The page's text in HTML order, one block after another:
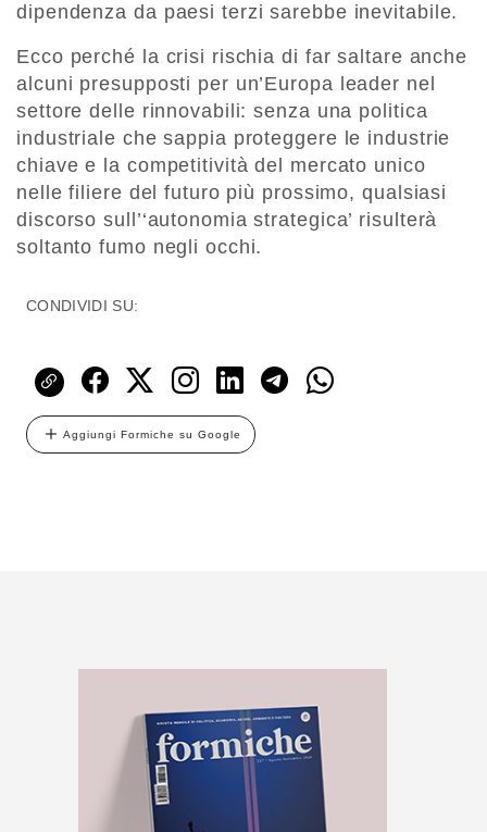
dipendenza da paesi terzi sarebbe inevitabile.
Ecco perché la crisi rischia di far saltare anche
alcuni presupposti per un’Europa leader nel
settore delle rinnovabili: senza una politica
industriale che sappia proteggere le industrie
chiave e la competitività del mercato unico
nelle filiere del futuro più prossimo, qualsiasi
discorso sull’‘autonomia strategica’ risulterà
soltanto fumo negli occhi.
CONDIVIDI SU:
Aggiungi Formiche su Google